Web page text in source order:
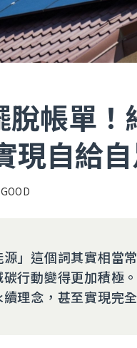
脫帳單
現自給
」這個詞其實相當
行動變得更加積極
理念，甚至實現完